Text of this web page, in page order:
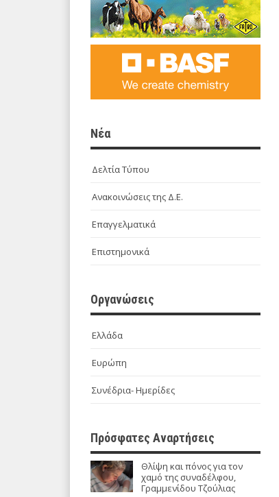
Νέα
Δελτία Τύπου
Ανακοινώσεις της Δ.Ε.
Επαγγελματικά
Επιστημονικά
Οργανώσεις
Ελλάδα
Ευρώπη
Συνέδρια- Ημερίδες
Πρόσφατες Αναρτήσεις
Θλίψη και πόνος για τον
χαμό της συναδέλφου,
Γραμμενίδου Τζούλιας